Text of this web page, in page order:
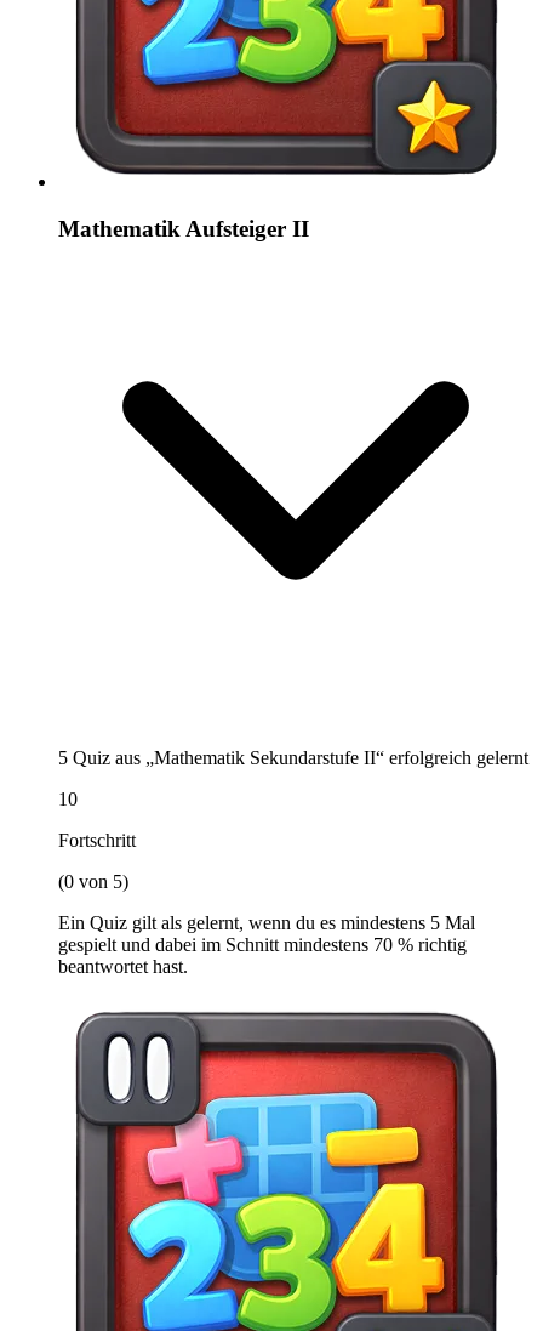
Mathematik Aufsteiger II
5 Quiz aus „Mathematik Sekundarstufe II“ erfolgreich gelernt
10
Fortschritt
(0 von 5)
Ein Quiz gilt als gelernt, wenn du es mindestens 5 Mal
gespielt und dabei im Schnitt mindestens 70 % richtig
beantwortet hast.